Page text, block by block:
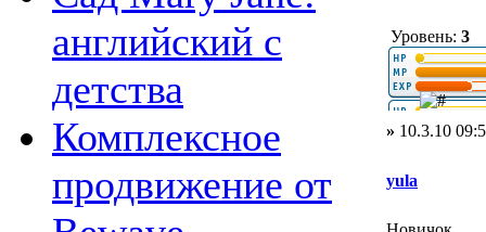
английский с
детства
Комплексное
продвижение от
Уровень: 3
» 10.3.10
yula